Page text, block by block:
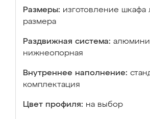
Размеры: изготовление шкафа
размера
Раздвижная система:
нижнеопорная
Внутреннее наполнение:
комплектация
Цвет профиля: на выбор